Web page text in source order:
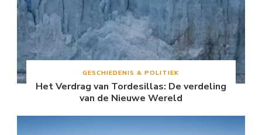
GESCHIEDENIS & POLITIEK
Het Verdrag van Tordesillas: De verdeling
van de Nieuwe Wereld